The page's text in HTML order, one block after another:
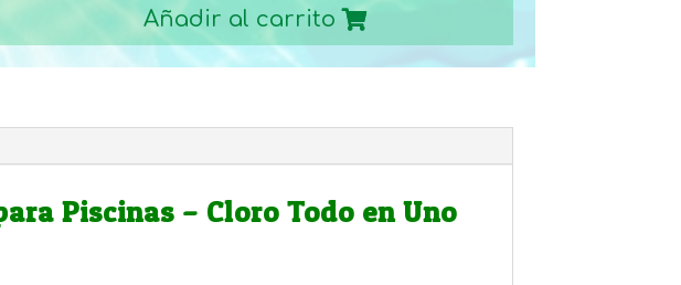
Añadir al carrito
Piscinas – Cloro Todo en Uno